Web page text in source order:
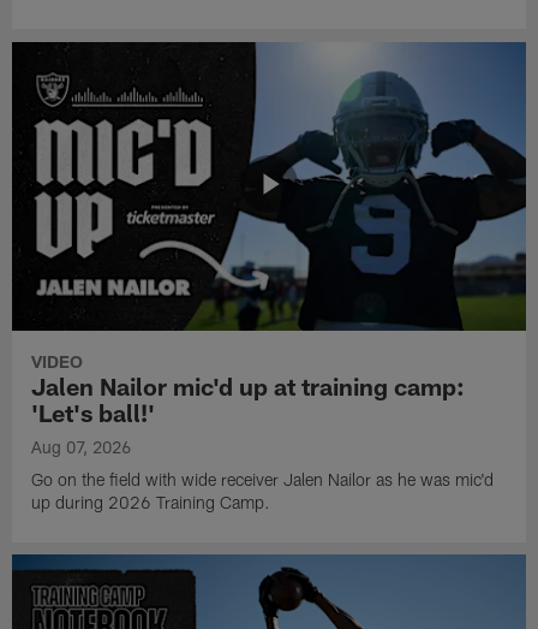
VIDEO
Jalen Nailor mic'd up at training camp:
'Let's ball!'
Aug 07, 2026
Go on the field with wide receiver Jalen Nailor as he was mic'd
up during 2026 Training Camp.